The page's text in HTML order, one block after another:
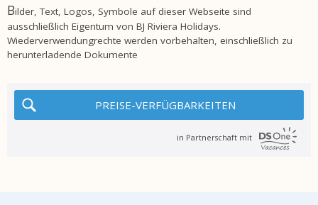
Bilder, Text, Logos, Symbole auf dieser Webseite sind
ausschließlich Eigentum von BJ Riviera Holidays.
Wiederverwendungrechte werden vorbehalten, einschließlich zu
herunterladende Dokumente
PREISE-VERFÜGBARKEITEN
in Partnerschaft mit